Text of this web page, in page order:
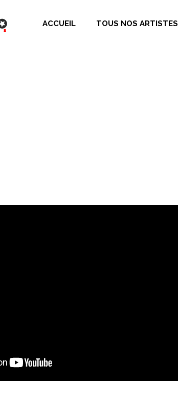
ACCUEIL TOUS NOS ARTISTES